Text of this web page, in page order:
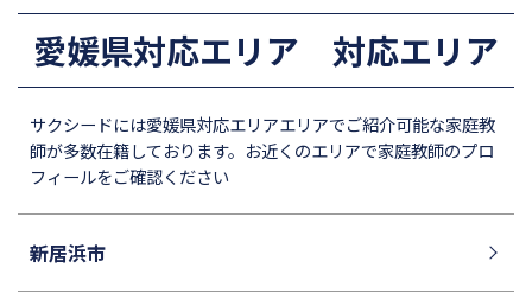
香蘭女学校中等科
開智中学校
北嶺中学校
白百合学園中学校
須磨学園中学校
鎌倉学園中学校
東京農業大学第一高等学校中
桐朋中学校
愛媛県対応エリア 対応エリア
サクシードには愛媛県対応エリアエリアでご紹介可能な家庭教
師が多数在籍しております。お近くのエリアで家庭教師のプロ
フィールをご確認ください
新居浜市